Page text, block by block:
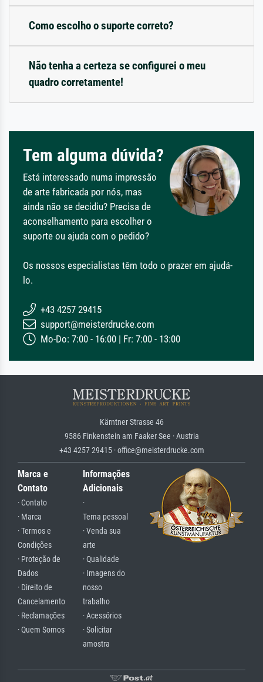
Como escolho o suporte correto?
Não tenha a certeza se configurei o meu
quadro corretamente!
Tem alguma dúvida?
Está interessado numa impressão
de arte fabricada por nós, mas
ainda não se decidiu? Precisa de
aconselhamento para escolher o
suporte ou ajuda com o pedido?
Os nossos especialistas têm todo o prazer em ajudá-
lo.
+43 4257 29415
support@meisterdrucke.com
Mo-Do: 7:00 - 16:00 | Fr: 7:00 - 13:00
Kärntner Strasse 46
9586 Finkenstein am Faaker See · Austria
+43 4257 29415 · office@meisterdrucke.com
Marca e
Contato
· Contato
· Marca
· Termos e
Condições
· Proteção de
Dados
· Direito de
Cancelamento
· Reclamações
· Quem Somos
Informações
Adicionais
·
Tema pessoal
· Venda sua
arte
· Qualidade
· Imagens do
nosso
trabalho
· Acessórios
· Solicitar
amostra